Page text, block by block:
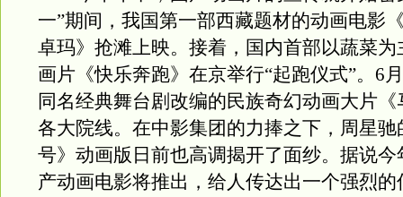
一”期间，我国第一部西藏题材的动画电影
卓玛》抢滩上映。接着，国内首部以蔬菜为
画片《快乐奔跑》在京举行“起跑仪式”。6
同名经典舞台剧改编的民族奇幻动画大片
各大院线。在中影集团的力捧之下，周星驰
号》动画版日前也高调揭开了面纱。据说今
产动画电影将推出，给人传达出一个强烈的